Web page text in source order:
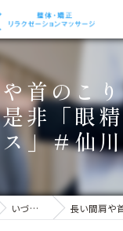
首のこ
非「眼
」＃仙
いづみ堂のブログ 長い間肩や首のこりに悩ん